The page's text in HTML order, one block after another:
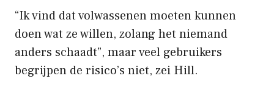
“Ik vind dat volwassenen moeten kunnen
doen wat ze willen, zolang het niemand
anders schaadt”, maar veel gebruikers
begrijpen de risico’s niet, zei Hill.